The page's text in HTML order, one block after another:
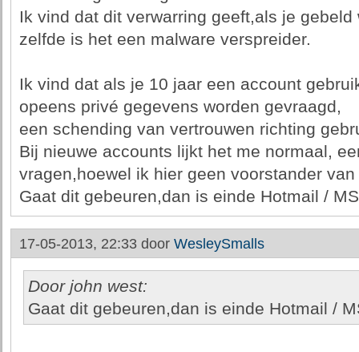
Ik vind dat dit verwarring geeft,als je
zelfde is het een malware verspreider.
Ik vind dat als je 10 jaar een account
opeens privé gegevens worden gevraagd,
een schending van vertrouwen richting
Bij nieuwe accounts lijkt het me normaal,
vragen,hoewel ik hier geen voorstander van
Gaat dit gebeuren,dan is einde Hotmail /
17-05-2013, 22:33 door WesleySmalls
Door john west:
Gaat dit gebeuren,dan is einde Hotmail /